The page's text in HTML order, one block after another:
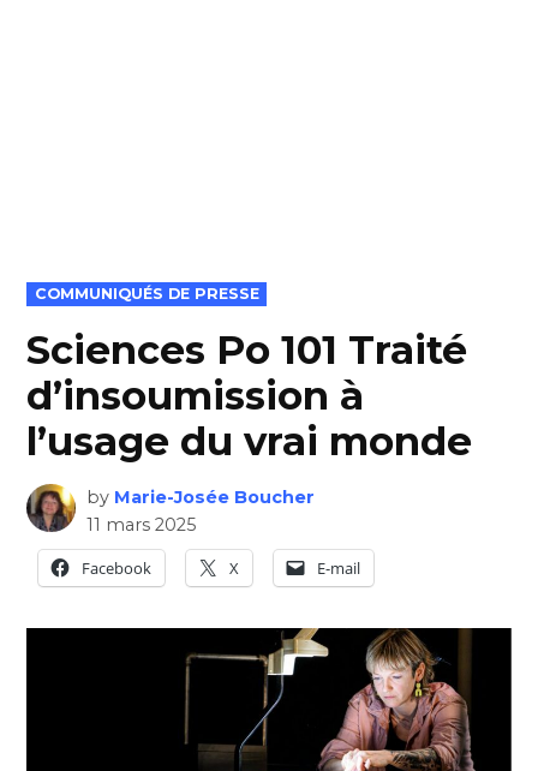
POSTED
IN
COMMUNIQUÉS DE PRESSE
Sciences Po 101 Traité
d’insoumission à
l’usage du vrai monde
by Marie-Josée Boucher
11 mars 2025
Facebook
X E-mail